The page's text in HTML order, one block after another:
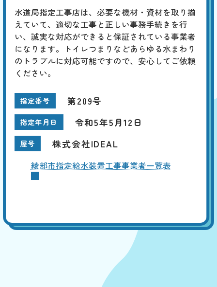
水道局指定工事店は、必要な機材・資材を取り揃
えていて、適切な工事と正しい事務手続きを行
い、誠実な対応ができると保証されている事業者
になります。トイレつまりなどあらゆる水まわり
のトラブルに対応可能ですので、安心してご依頼
ください。
指定番号 第209号
指定年月日 令和5年5月12日
屋号 株式会社IDEAL
綾部市指定給水装置工事事業者一覧表